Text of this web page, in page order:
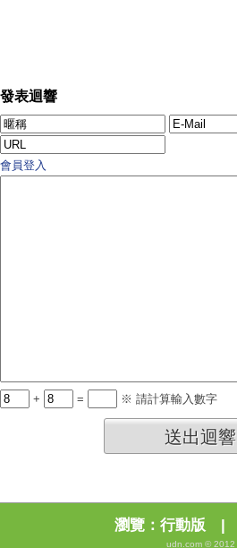
發表迴響
會員登入
+ = ※ 請計算輸入數字
送出迴響
瀏覽： 行動版 |
udn.com © 2012